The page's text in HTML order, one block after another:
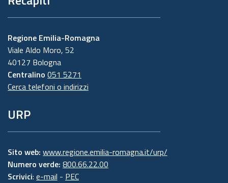
Regione Emilia-Romagna
Viale Aldo Moro, 52
40127 Bologna
Centralino 051 5271
Cerca telefoni o indirizzi
URP
Sito web: www.regione.emilia-romagna.it/urp/
Numero verde: 800.66.22.00
Scrivici: e-mail - PEC